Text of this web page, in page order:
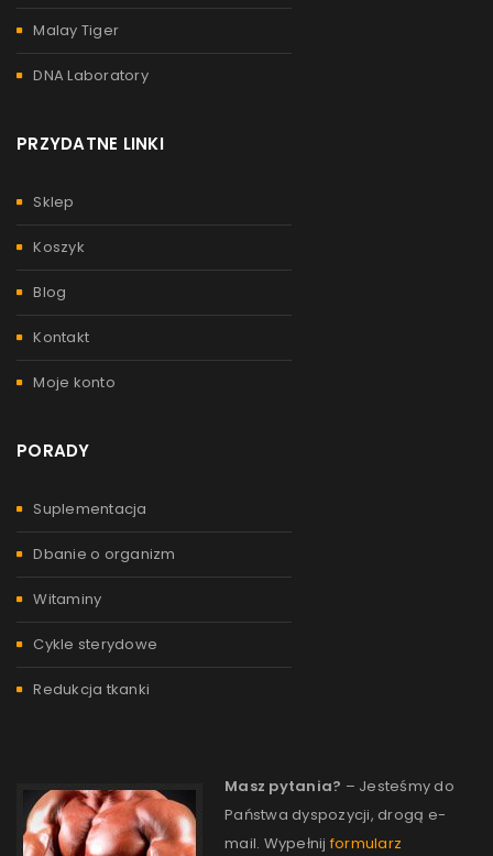
Malay Tiger
DNA Laboratory
PRZYDATNE LINKI
Sklep
Koszyk
Blog
Kontakt
Moje konto
PORADY
Suplementacja
Dbanie o organizm
Witaminy
Cykle sterydowe
Redukcja tkanki
Masz pytania? – Jesteśmy do
Państwa dyspozycji, drogą e-
mail. Wypełnijformularz